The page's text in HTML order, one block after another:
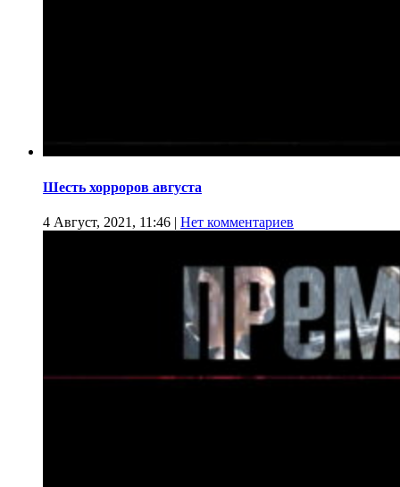
Шесть хорроров августа
4 Август, 2021, 11:46 | Нет комментариев